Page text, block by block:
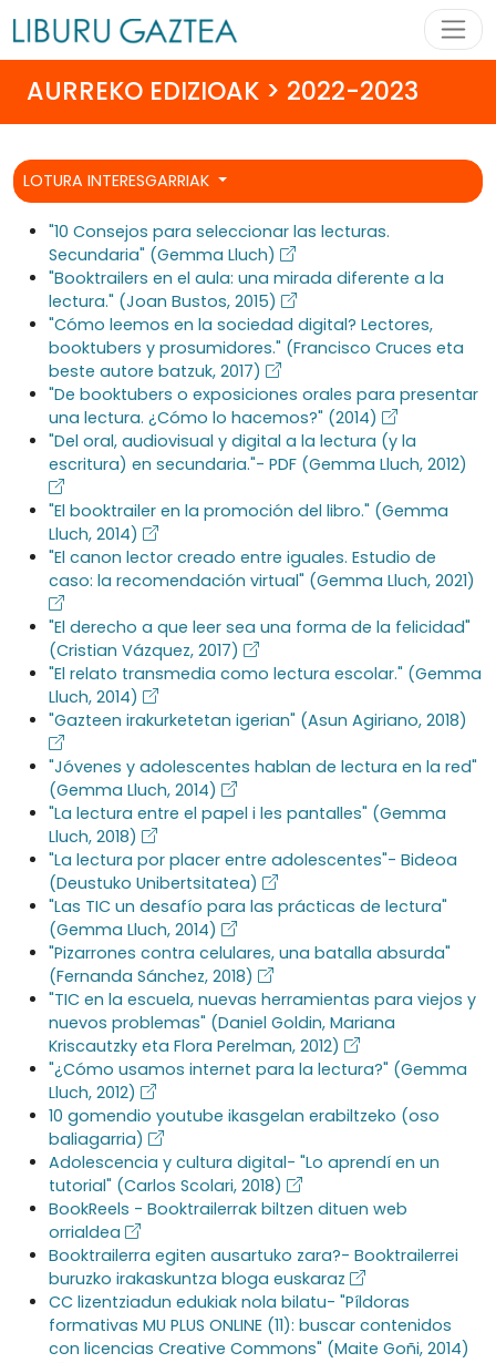
AURREKO EDIZIOAK > 2022-2023
LOTURA INTERESGARRIAK
"10 Consejos para seleccionar las lecturas.
Secundaria" (Gemma Lluch)
"Booktrailers en el aula: una mirada diferente a la
lectura." (Joan Bustos, 2015)
"Cómo leemos en la sociedad digital? Lectores,
booktubers y prosumidores." (Francisco Cruces eta
beste autore batzuk, 2017)
"De booktubers o exposiciones orales para presentar
una lectura. ¿Cómo lo hacemos?" (2014)
"Del oral, audiovisual y digital a la lectura (y la
escritura) en secundaria."- PDF (Gemma Lluch, 2012)
"El booktrailer en la promoción del libro." (Gemma
Lluch, 2014)
"El canon lector creado entre iguales. Estudio de
caso: la recomendación virtual" (Gemma Lluch, 2021)
"El derecho a que leer sea una forma de la felicidad"
(Cristian Vázquez, 2017)
"El relato transmedia como lectura escolar." (Gemma
Lluch, 2014)
"Gazteen irakurketetan igerian" (Asun Agiriano, 2018)
"Jóvenes y adolescentes hablan de lectura en la red"
(Gemma Lluch, 2014)
"La lectura entre el papel i les pantalles" (Gemma
Lluch, 2018)
"La lectura por placer entre adolescentes"- Bideoa
(Deustuko Unibertsitatea)
"Las TIC un desafío para las prácticas de lectura"
(Gemma Lluch, 2014)
"Pizarrones contra celulares, una batalla absurda"
(Fernanda Sánchez, 2018)
"TIC en la escuela, nuevas herramientas para viejos y
nuevos problemas" (Daniel Goldin, Mariana
Kriscautzky eta Flora Perelman, 2012)
"¿Cómo usamos internet para la lectura?" (Gemma
Lluch, 2012)
10 gomendio youtube ikasgelan erabiltzeko (oso
baliagarria)
Adolescencia y cultura digital- "Lo aprendí en un
tutorial" (Carlos Scolari, 2018)
BookReels - Booktrailerrak biltzen dituen web
orrialdea
Booktrailerra egiten ausartuko zara?- Booktrailerrei
buruzko irakaskuntza bloga euskaraz
CC lizentziadun edukiak nola bilatu- "Píldoras
formativas MU PLUS ONLINE (11): buscar contenidos
con licencias Creative Commons" (Maite Goñi, 2014)